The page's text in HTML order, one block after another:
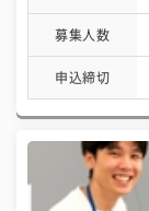
募集人数
申込締切